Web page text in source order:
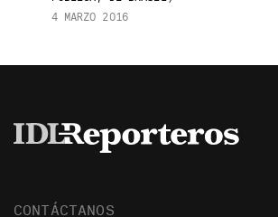
4 MARZO 2016
CONTÁCTANOS